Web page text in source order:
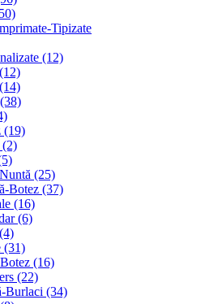
Tipizate
(12)
(19)
(2)
(25)
Botez (37)
(16)
(6)
(31)
(16)
(22)
Burlaci (34)